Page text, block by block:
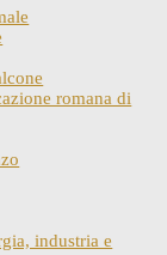
romana di
industria e